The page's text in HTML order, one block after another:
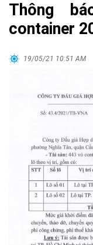
Thông
container
19/05/21 10:51 AM